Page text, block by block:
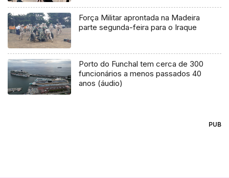
Força Militar aprontada na Madeira
parte segunda-feira para o Iraque
Porto do Funchal tem cerca de 300
funcionários a menos passados 40
anos (áudio)
PUB